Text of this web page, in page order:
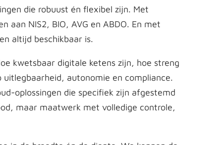
die robuust én flexibel zijn. Met
aan NIS2, BIO, AVG en ABDO. En met
altijd beschikbaar is.
kwetsbaar digitale ketens zijn, hoe streng
autonomie en compliance.
oplossingen die specifiek zijn afgestemd
maar maatwerk met volledige controle,